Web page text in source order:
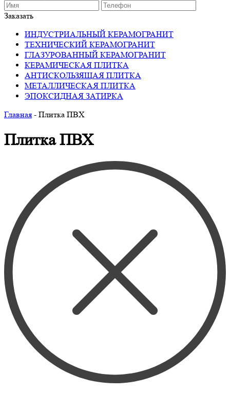
Заказать
ИНДУСТРИАЛЬНЫЙ КЕРАМОГРАНИТ
ТЕХНИЧЕСКИЙ КЕРАМОГРАНИТ
ГЛАЗУРОВАННЫЙ КЕРАМОГРАНИТ
КЕРАМИЧЕСКАЯ ПЛИТКА
АНТИСКОЛЬЗЯЩАЯ ПЛИТКА
МЕТАЛЛИЧЕСКАЯ ПЛИТКА
ЭПОКСИДНАЯ ЗАТИРКА
Главная - Плитка ПВХ
Плитка ПВХ